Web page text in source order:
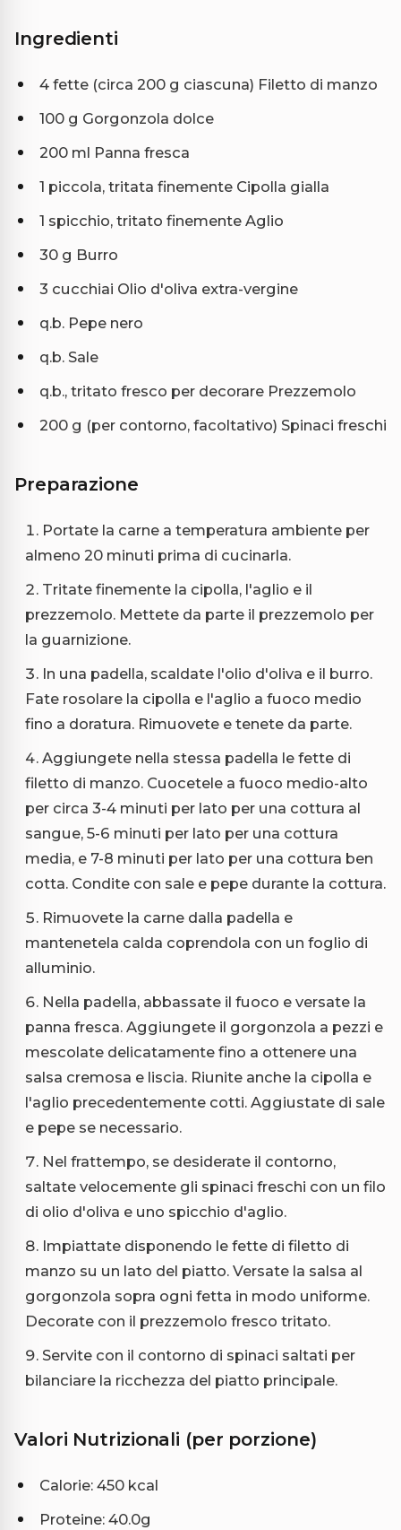
Ingredienti
4 fette (circa 200 g ciascuna) Filetto di manzo
100 g Gorgonzola dolce
200 ml Panna fresca
1 piccola, tritata finemente Cipolla gialla
1 spicchio, tritato finemente Aglio
30 g Burro
3 cucchiai Olio d'oliva extra-vergine
q.b. Pepe nero
q.b. Sale
q.b., tritato fresco per decorare Prezzemolo
200 g (per contorno, facoltativo) Spinaci freschi
Preparazione
Portate la carne a temperatura ambiente per
almeno 20 minuti prima di cucinarla.
Tritate finemente la cipolla, l'aglio e il
prezzemolo. Mettete da parte il prezzemolo per
la guarnizione.
In una padella, scaldate l'olio d'oliva e il burro.
Fate rosolare la cipolla e l'aglio a fuoco medio
fino a doratura. Rimuovete e tenete da parte.
Aggiungete nella stessa padella le fette di
filetto di manzo. Cuocetele a fuoco medio-alto
per circa 3-4 minuti per lato per una cottura al
sangue, 5-6 minuti per lato per una cottura
media, e 7-8 minuti per lato per una cottura ben
cotta. Condite con sale e pepe durante la cottura.
Rimuovete la carne dalla padella e
mantenetela calda coprendola con un foglio di
alluminio.
Nella padella, abbassate il fuoco e versate la
panna fresca. Aggiungete il gorgonzola a pezzi e
mescolate delicatamente fino a ottenere una
salsa cremosa e liscia. Riunite anche la cipolla e
l'aglio precedentemente cotti. Aggiustate di sale
e pepe se necessario.
Nel frattempo, se desiderate il contorno,
saltate velocemente gli spinaci freschi con un filo
di olio d'oliva e uno spicchio d'aglio.
Impiattate disponendo le fette di filetto di
manzo su un lato del piatto. Versate la salsa al
gorgonzola sopra ogni fetta in modo uniforme.
Decorate con il prezzemolo fresco tritato.
Servite con il contorno di spinaci saltati per
bilanciare la ricchezza del piatto principale.
Valori Nutrizionali (per porzione)
Calorie: 450 kcal
Proteine: 40.0g